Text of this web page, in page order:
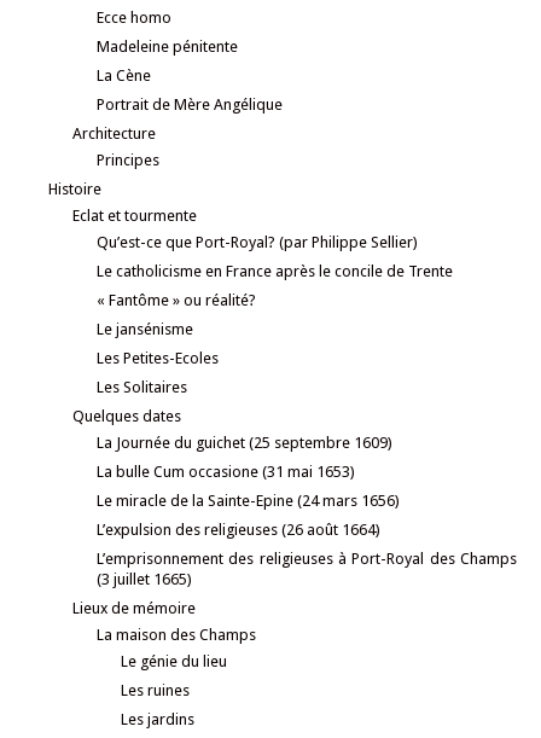
Ecce homo
Madeleine pénitente
La Cène
Portrait de Mère Angélique
Architecture
Principes
Histoire
Eclat et tourmente
Qu’est-ce que Port-Royal? (par Philippe Sellier)
Le catholicisme en France après le concile de Trente
« Fantôme » ou réalité?
Le jansénisme
Les Petites-Ecoles
Les Solitaires
Quelques dates
La Journée du guichet (25 septembre 1609)
La bulle Cum occasione (31 mai 1653)
Le miracle de la Sainte-Epine (24 mars 1656)
L’expulsion des religieuses (26 août 1664)
L’emprisonnement des religieuses à Port-Royal des Champs
(3 juillet 1665)
Lieux de mémoire
La maison des Champs
Le génie du lieu
Les ruines
Les jardins